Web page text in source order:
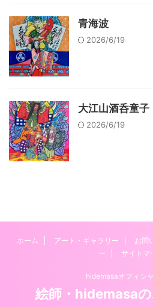
青海波
2026/6/19
大江山酒呑童子
2026/6/19
ホーム アート・ギャラリー お問
ー
サイトマ
hidemasaオフィシ
絵師・hidemasaの